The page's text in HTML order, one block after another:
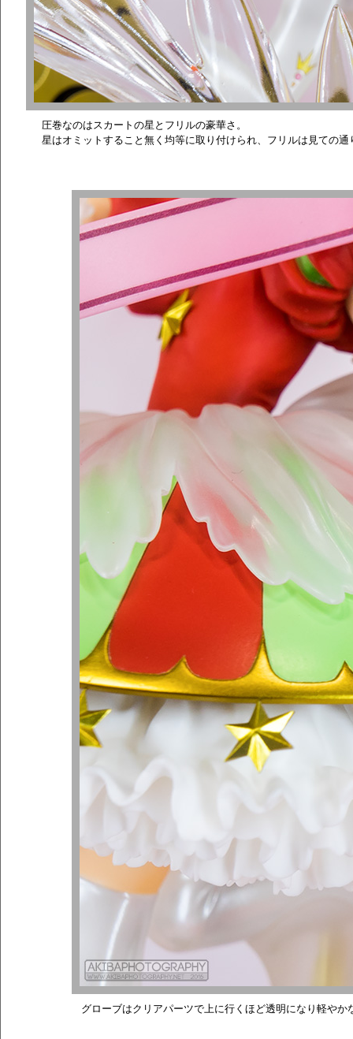
圧巻なのはスカートの星とフリルの豪華さ。
星はオミットすること無く均等に取り付けられ、フリルは見ての通
グローブはクリアパーツで上に行くほど透明になり軽やか